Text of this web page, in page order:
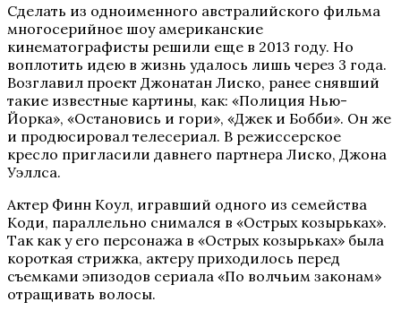
Сделать из одноименного австралийского фильма
многосерийное шоу американские
кинематографисты решили еще в 2013 году. Но
воплотить идею в жизнь удалось лишь через 3 года.
Возглавил проект Джонатан Лиско, ранее снявший
такие известные картины, как: «Полиция Нью-
Йорка», «Остановись и гори», «Джек и Бобби». Он же
и продюсировал телесериал. В режиссерское
кресло пригласили давнего партнера Лиско, Джона
Уэллса.
Актер Финн Коул, игравший одного из семейства
Коди, параллельно снимался в «Острых козырьках».
Так как у его персонажа в «Острых козырьках» была
короткая стрижка, актеру приходилось перед
съемками эпизодов сериала «По волчьим законам»
отращивать волосы.